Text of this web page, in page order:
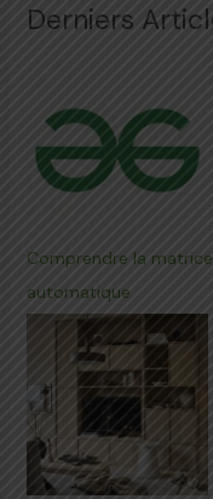
Derniers
Comprendre la
automatique